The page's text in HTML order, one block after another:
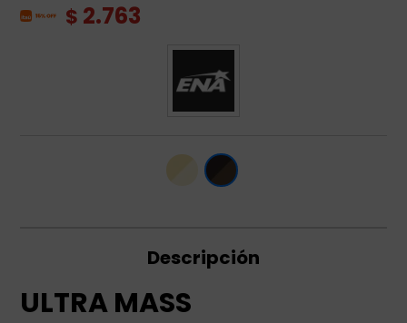
$ 2.763
Descripción
ULTRA MASS